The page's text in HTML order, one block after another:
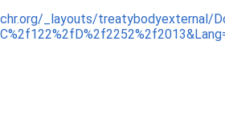
_layouts/treatybodyexternal/